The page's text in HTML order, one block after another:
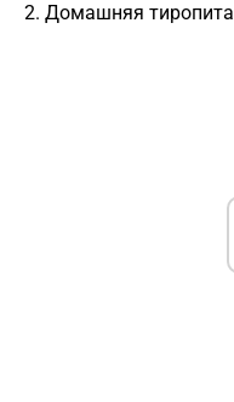
​2. Домашняя тиропита